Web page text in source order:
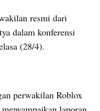
resmi dari
dalam konferensi
(28/4).
perwakilan Roblox